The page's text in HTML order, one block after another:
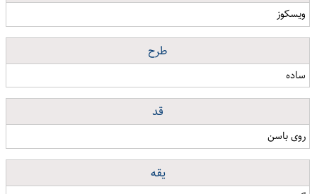
ویسکوز
طرح
ساده
قد
روی باسن
یقه